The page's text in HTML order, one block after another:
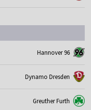
Hannover 96
Dynamo Dresden
Greuther Furth